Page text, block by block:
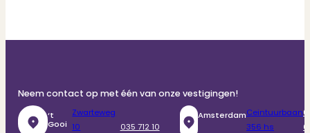
Neem contact op met één van onze vestigingen!
‘t
Gooi
Zwarteweg
10
035 712 10
AmsterdamCeintuurbaan
356 hs